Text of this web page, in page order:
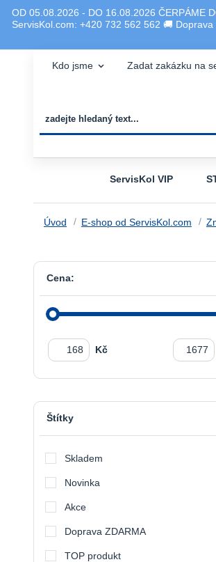
OD 05.08.2026 - DO 16.08.2026 ČERPÁME
ServisKol.com: +420 732 562 562 🚚
Kdo jsme Zadat zakázku na
ServisKol VIP
Úvod E-shop od ServisKol.com
Cena:
Kč
Štítky
Skladem
Novinka
Akce
Doprava ZDARMA
TOP produkt